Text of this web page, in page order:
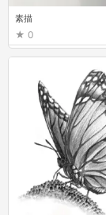
素描
0